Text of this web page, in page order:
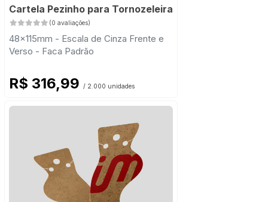
Cartela Pezinho para Tornozeleira
(0 avaliações)
48x115mm - Escala de Cinza Frente e
Verso - Faca Padrão
R$ 316,99 / 2.000 unidades